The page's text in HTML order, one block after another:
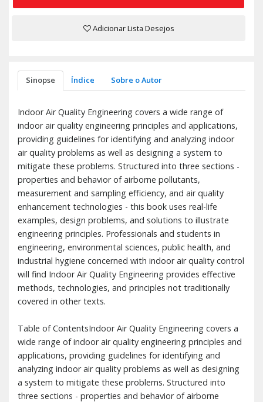
Adicionar Lista Desejos
Sinopse Índice Sobre o Autor
Indoor Air Quality Engineering covers a wide range of
indoor air quality engineering principles and applications,
providing guidelines for identifying and analyzing indoor
air quality problems as well as designing a system to
mitigate these problems. Structured into three sections -
properties and behavior of airborne pollutants,
measurement and sampling efficiency, and air quality
enhancement technologies - this book uses real-life
examples, design problems, and solutions to illustrate
engineering principles. Professionals and students in
engineering, environmental sciences, public health, and
industrial hygiene concerned with indoor air quality control
will find Indoor Air Quality Engineering provides effective
methods, technologies, and principles not traditionally
covered in other texts.
Table of ContentsIndoor Air Quality Engineering covers a
wide range of indoor air quality engineering principles and
applications, providing guidelines for identifying and
analyzing indoor air quality problems as well as designing
a system to mitigate these problems. Structured into
three sections - properties and behavior of airborne